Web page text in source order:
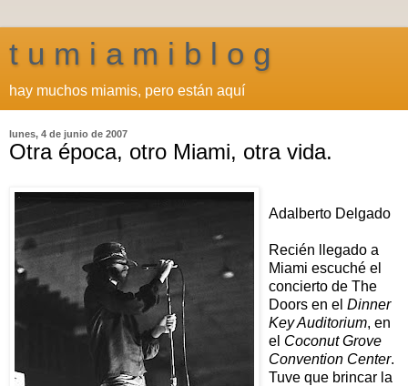
t u m i a m i b l o g
hay muchos miamis, pero están aquí
lunes, 4 de junio de 2007
Otra época, otro Miami, otra vida.
Adalberto Delgado
Recién llegado a
Miami escuché el
concierto de The
Doors en el Dinner
Key Auditorium, en
el Coconut Grove
Convention Center.
Tuve que brincar la